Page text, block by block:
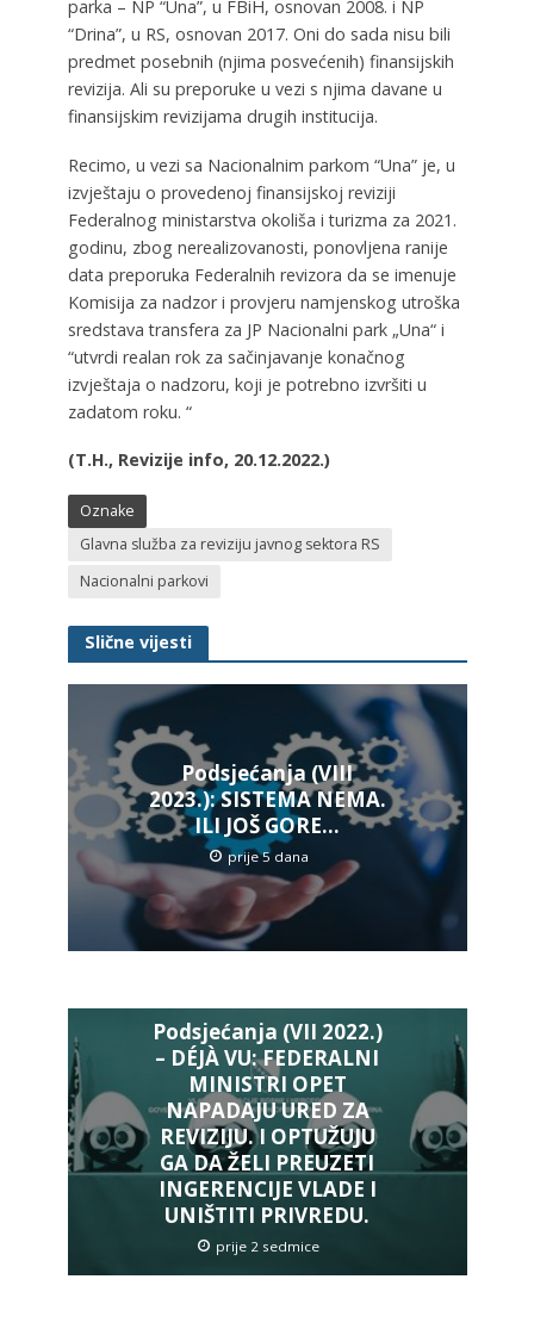
parka – NP “Una”, u FBiH, osnovan 2008. i NP
“Drina”, u RS, osnovan 2017. Oni do sada nisu bili
predmet posebnih (njima posvećenih) finansijskih
revizija. Ali su preporuke u vezi s njima davane u
finansijskim revizijama drugih institucija.
Recimo, u vezi sa Nacionalnim parkom “Una” je, u
izvještaju o provedenoj finansijskoj reviziji
Federalnog ministarstva okoliša i turizma za 2021.
godinu, zbog nerealizovanosti, ponovljena ranije
data preporuka Federalnih revizora da se imenuje
Komisija za nadzor i provjeru namjenskog utroška
sredstava transfera za JP Nacionalni park „Una“ i
“utvrdi realan rok za sačinjavanje konačnog
izvještaja o nadzoru, koji je potrebno izvršiti u
zadatom roku. “
(T.H., Revizije info, 20.12.2022.)
Oznake
Glavna služba za reviziju javnog sektora RS
Nacionalni parkovi
Slične vijesti
Podsjećanja (VIII
2023.): SISTEMA NEMA.
ILI JOŠ GORE…
prije 5 dana
Podsjećanja (VII 2022.)
– DÉJÀ VU: FEDERALNI
MINISTRI OPET
NAPADAJU URED ZA
REVIZIJU. I OPTUŽUJU
GA DA ŽELI PREUZETI
INGERENCIJE VLADE I
UNIŠTITI PRIVREDU.
prije 2 sedmice